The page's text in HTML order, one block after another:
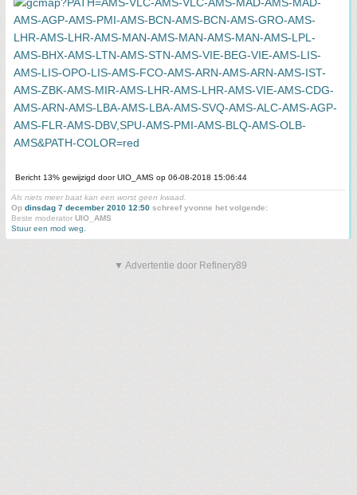
Bericht 13% gewijzigd door UIO_AMS op 06-08-2018 15:06:44
Als niets meer baat kan een worst geen kwaad.
Op dinsdag 7 december 2010 12:50 schreef yvonne het volgende:
Beste moderator UIO_AMS
Stuur een mod weg.
▼ Advertentie door Refinery89